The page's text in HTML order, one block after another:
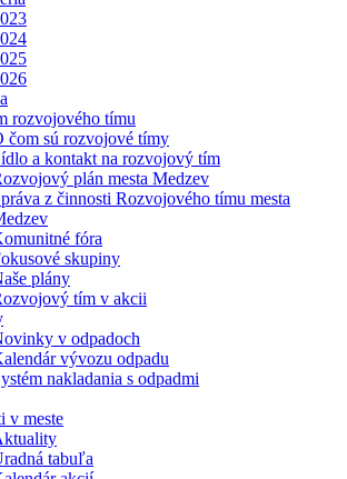
rozvojového tímu
čom sú rozvojové tímy
a kontakt na rozvojový tím
plán mesta Medzev
z činnosti Rozvojového tímu mesta
fóra
skupiny
plány
tím v akcii
v odpadoch
vývozu odpadu
nakladania s odpadmi
v meste
tabuľa